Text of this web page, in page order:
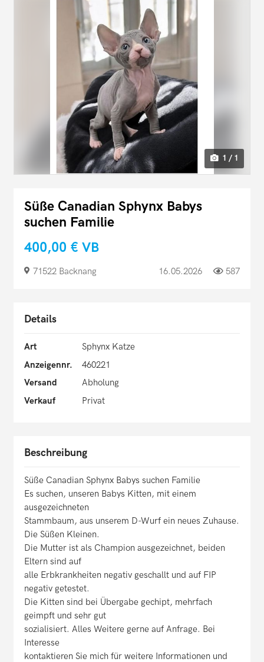
1 / 1
Süße Canadian Sphynx Babys
suchen Familie
400,00 € VB
71522 Backnang 16.05.2026 587
Details
Art
Sphynx Katze
Anzeigennr.
460221
Versand
Abholung
Verkauf
Privat
Beschreibung
Süße Canadian Sphynx Babys suchen Familie
Es suchen, unseren Babys Kitten, mit einem
ausgezeichneten
Stammbaum, aus unserem D-Wurf ein neues Zuhause.
Die Süßen Kleinen.
Die Mutter ist als Champion ausgezeichnet, beiden
Eltern sind auf
alle Erbkrankheiten negativ geschallt und auf FIP
negativ getestet.
Die Kitten sind bei Übergabe gechipt, mehrfach
geimpft und sehr gut
sozialisiert. Alles Weitere gerne auf Anfrage. Bei
Interesse
kontaktieren Sie mich für weitere Informationen und